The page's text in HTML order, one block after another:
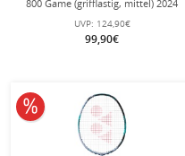
800 Game (grifflastig, mittel) 2024
grün - besaitet -
UVP: 124,90€
99,90€
10% reduziert